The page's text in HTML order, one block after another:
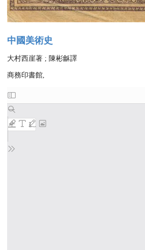
中國美術史
大村西崖著 ; 陳彬龢譯
商務印書館,